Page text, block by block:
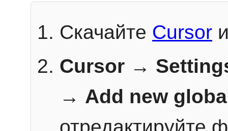
Скачайте Cursor
Cursor →
→ Add new